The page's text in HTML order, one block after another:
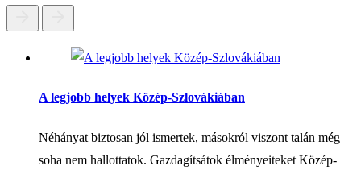
A legjobb helyek Közép-Szlovákiában
Néhányat biztosan jól ismertek, másokról viszont talán még
soha nem hallottatok. Gazdagítsátok élményeiteket Közép-